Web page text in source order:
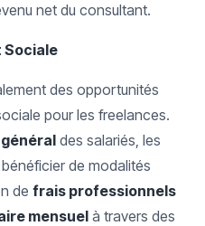
net du consultant.
Sociale
des opportunités
pour les freelances.
des salariés, les
de modalités
de frais professionnels
mensuel à travers des